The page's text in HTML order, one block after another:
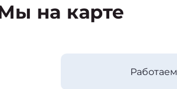
на карте
Работаем